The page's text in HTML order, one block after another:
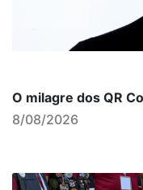
O milagre dos QR
8/08/2026